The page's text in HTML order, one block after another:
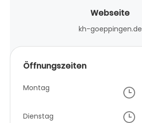
Webseite
kh-goeppingen.de
Öffnungszeiten
Montag
Dienstag